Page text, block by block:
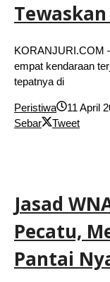
KORANJURI.COM
empat kendaraan
tepatnya di
Peristiwa 11 April
Sebar
Tweet
Jasad
Pecatu,
Pantai